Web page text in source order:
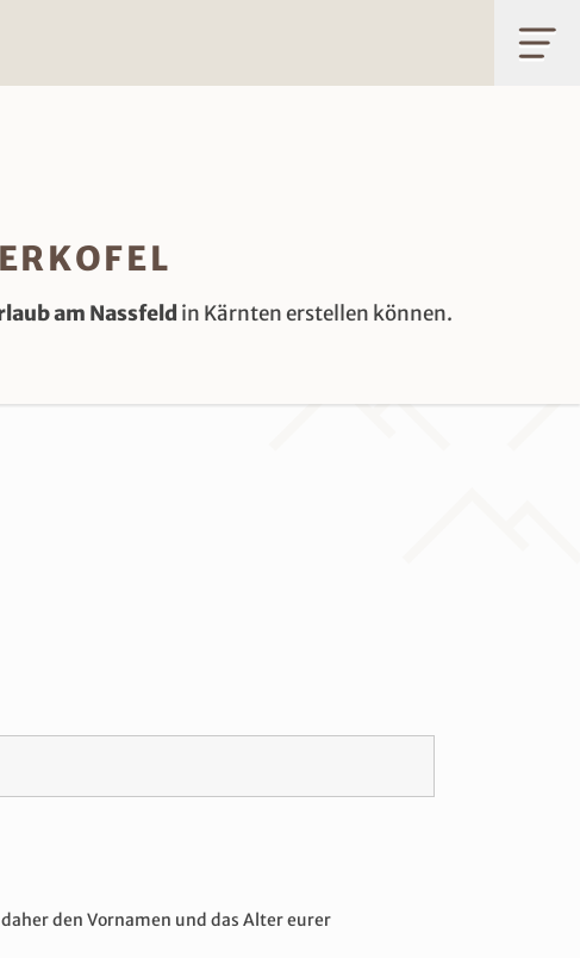
am Nassfeld in Kärnten erstellen können.
den Vornamen und das Alter eurer